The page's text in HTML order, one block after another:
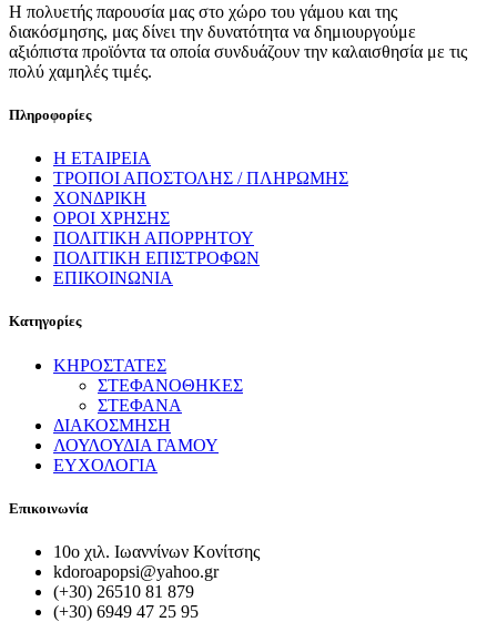
Η πολυετής παρουσία μας στο χώρο του γάμου και της
διακόσμησης, μας δίνει την δυνατότητα να δημιουργούμε
αξιόπιστα προϊόντα τα οποία συνδυάζουν την καλαισθησία με τις
πολύ χαμηλές τιμές.
Πληροφορίες
Η ΕΤΑΙΡΕΙΑ
ΤΡΟΠΟΙ ΑΠΟΣΤΟΛΗΣ / ΠΛΗΡΩΜΗΣ
ΧΟΝΔΡΙΚΗ
ΟΡΟΙ ΧΡΗΣΗΣ
ΠΟΛΙΤΙΚΗ ΑΠΟΡΡΗΤΟΥ
ΠΟΛΙΤΙΚΗ ΕΠΙΣΤΡΟΦΩΝ
ΕΠΙΚΟΙΝΩΝΙΑ
Κατηγορίες
ΚΗΡΟΣΤΑΤΕΣ
ΣΤΕΦΑΝΟΘΗΚΕΣ
ΣΤΕΦΑΝΑ
ΔΙΑΚΟΣΜΗΣΗ
ΛΟΥΛΟΥΔΙΑ ΓΑΜΟΥ
ΕΥΧΟΛΟΓΙΑ
Επικοινωνία
10ο χιλ. Ιωαννίνων Κονίτσης
kdoroapopsi@yahoo.gr
(+30) 26510 81 879
(+30) 6949 47 25 95